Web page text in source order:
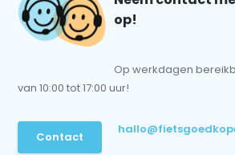
op!
Op werkdagen
van 10:00 tot 17:00 uur!
Contact